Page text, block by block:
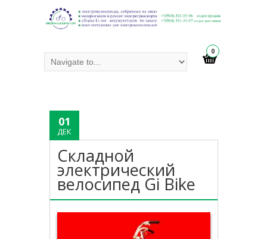
0
01
ДЕК
Складной
электрический
велосипед Gi Bike